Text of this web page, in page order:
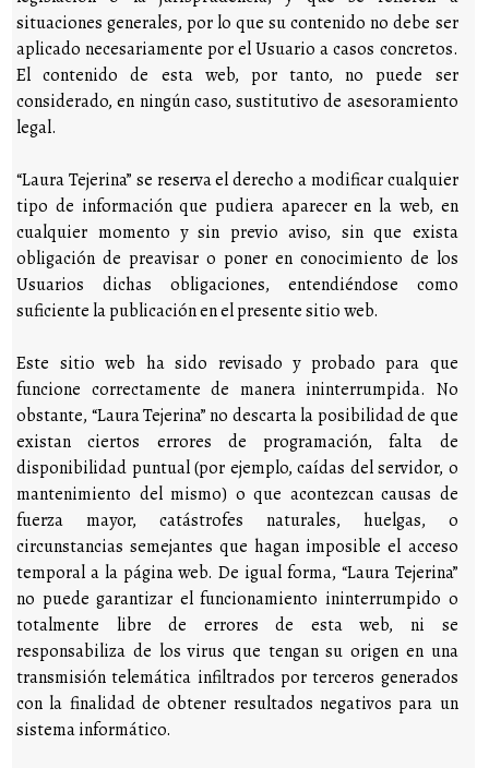
situaciones generales, por lo que su contenido no debe ser
aplicado necesariamente por el Usuario a casos concretos.
El contenido de esta web, por tanto, no puede ser
considerado, en ningún caso, sustitutivo de asesoramiento
legal.
“Laura Tejerina” se reserva el derecho a modificar cualquier
tipo de información que pudiera aparecer en la web, en
cualquier momento y sin previo aviso, sin que exista
obligación de preavisar o poner en conocimiento de los
Usuarios dichas obligaciones, entendiéndose como
suficiente la publicación en el presente sitio web.
Este sitio web ha sido revisado y probado para que
funcione correctamente de manera ininterrumpida. No
obstante, “Laura Tejerina” no descarta la posibilidad de que
existan ciertos errores de programación, falta de
disponibilidad puntual (por ejemplo, caídas del servidor, o
mantenimiento del mismo) o que acontezcan causas de
fuerza mayor, catástrofes naturales, huelgas, o
circunstancias semejantes que hagan imposible el acceso
temporal a la página web. De igual forma, “Laura Tejerina”
no puede garantizar el funcionamiento ininterrumpido o
totalmente libre de errores de esta web, ni se
responsabiliza de los virus que tengan su origen en una
transmisión telemática infiltrados por terceros generados
con la finalidad de obtener resultados negativos para un
sistema informático.